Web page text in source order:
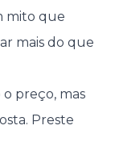
mito que
mais do que
o preço, mas
Preste